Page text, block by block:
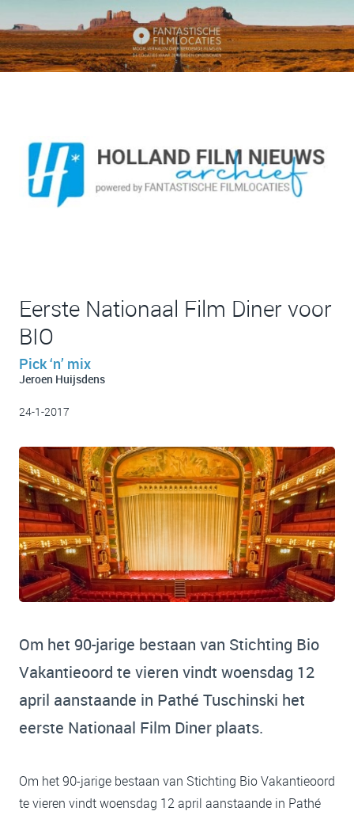
Eerste Nationaal Film Diner voor
BIO
Pick ‘n’ mix
Jeroen Huijsdens
24-1-2017
Om het 90-jarige bestaan van Stichting Bio
Vakantieoord te vieren vindt woensdag 12
april aanstaande in Pathé Tuschinski het
eerste Nationaal Film Diner plaats.
Om het 90-jarige bestaan van Stichting Bio Vakantieoord
te vieren vindt woensdag 12 april aanstaande in Pathé